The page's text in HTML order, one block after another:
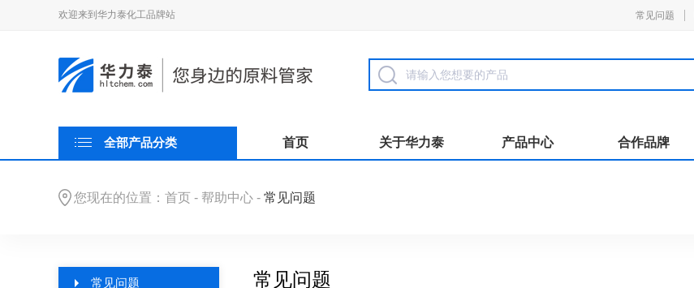
欢迎来到华力泰化工品牌站 常见问题
全部产品分类 首页 关于华力泰 产品中心 合作品牌
您现在的位置：首页 - 帮助中心 -常见问题
常见问题 常见问题